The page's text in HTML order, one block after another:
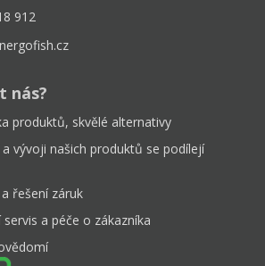
912
nás?
produktů, skvělé alternativy
vývoji našich produktů se podílejí
řešení záruk
a péče o zákazníka